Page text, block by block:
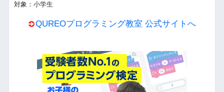
対象：小学生
QUREOプログラミング教室 公式サイトへ